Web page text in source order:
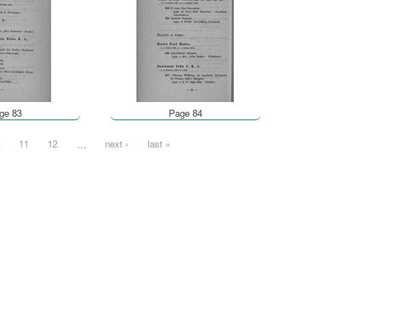
83 Page 84
11 12 … next › last »